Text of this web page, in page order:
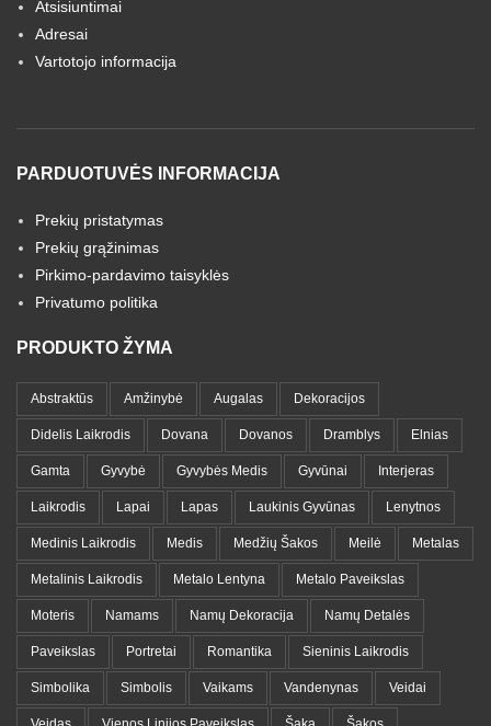
Atsisiuntimai
Adresai
Vartotojo informacija
PARDUOTUVĖS INFORMACIJA
Prekių pristatymas
Prekių grąžinimas
Pirkimo-pardavimo taisyklės
Privatumo politika
PRODUKTO ŽYMA
Abstraktūs Amžinybė Augalas Dekoracijos
Didelis Laikrodis Dovana Dovanos Dramblys Elnias
Gamta Gyvybė Gyvybės Medis Gyvūnai Interjeras
Laikrodis Lapai Lapas Laukinis Gyvūnas Lenytnos
Medinis Laikrodis Medis Medžių Šakos Meilė Metalas
Metalinis Laikrodis Metalo Lentyna Metalo Paveikslas
Moteris Namams Namų Dekoracija Namų Detalės
Paveikslas Portretai Romantika Sieninis Laikrodis
Simbolika Simbolis Vaikams Vandenynas Veidai